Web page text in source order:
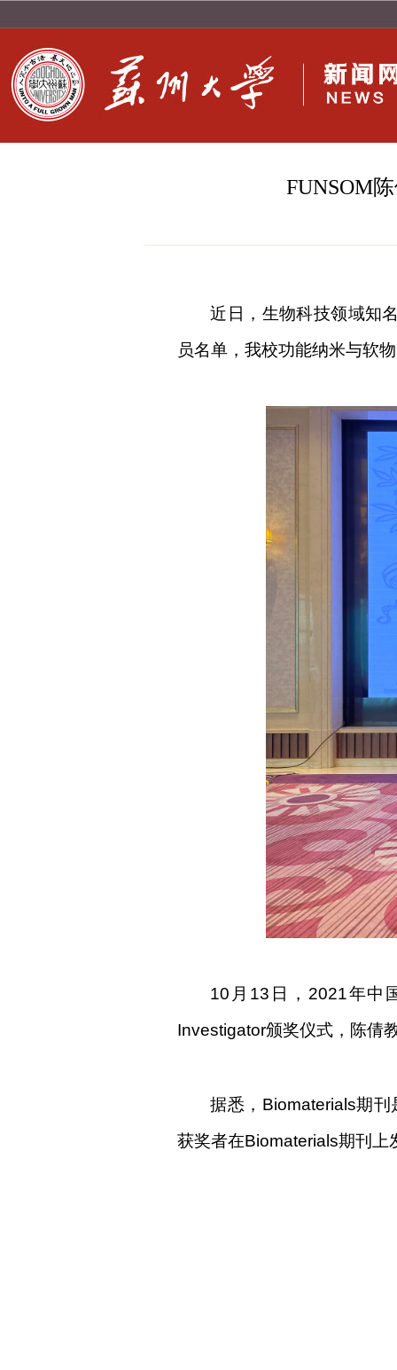
FUNSOM
近日，生物科技领域知
员名单，我校功能纳米与软
10 月 13 日， 2021年中
Investigator颁奖仪式，陈倩
据悉， Biomaterials期刊
获奖者在Biomaterials期刊上